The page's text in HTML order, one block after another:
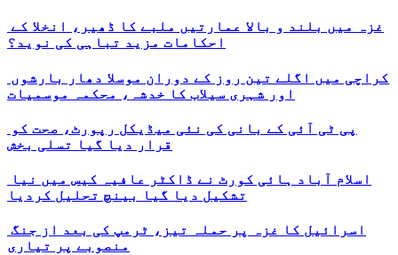
غزہ میں بلند و بالا عمارتیں ملبے کا ڈھیر، انخلا کے
احکامات مزید تباہی کی نوید؟
کراچی میں اگلے تین روز کے دوران موسلا دھار بارشوں
اور شہری سیلاب کا خدشہ، محکمہ موسمیات
پی ٹی آئی کے بانی کی نئی میڈیکل رپورٹ، صحت کو
قرار دیا گیا تسلی بخش
اسلام آباد ہائی کورٹ نے ڈاکٹر عافیہ کیس میں نیا
تشکیل دیا گیا بینچ تحلیل کردیا
اسرائیل کا غزہ پر حملہ تیز، ٹرمپ کی بعد از جنگ
منصوبے پر تیاری